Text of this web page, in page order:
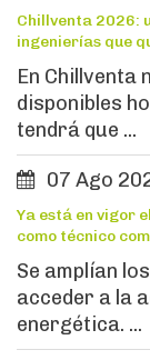
Chillventa 2026:
ingenierías que
En Chillventa
disponibles
tendrá que ...
07 Ago
Ya está en vigor
como técnico
Se amplían
acceder a la
energética. ...